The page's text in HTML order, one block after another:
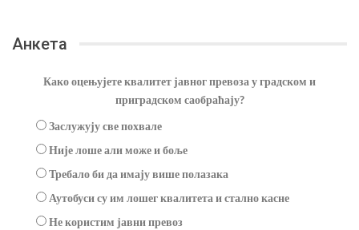
Анкета
Како оцењујете квалитет јавног превоза у градском и
приградском саобраћају?
Заслужују све похвале
Није лоше али може и боље
Требало би да имају више полазака
Аутобуси су им лошег квалитета и стално касне
Не користим јавни превоз